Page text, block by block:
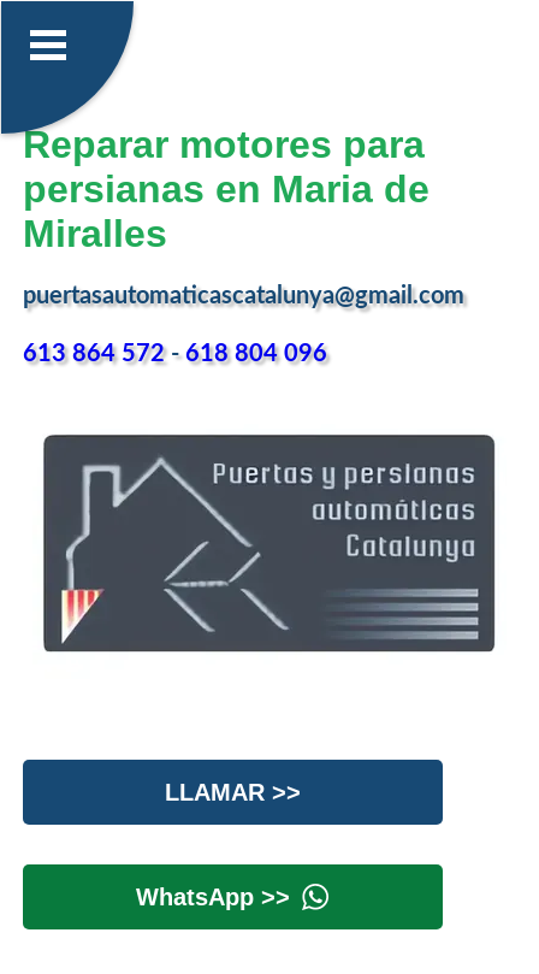
Reparar motores para
persianas en Maria de
Miralles
puertasautomaticascatalunya@gmail.com
613 864 572-618 804 096
LLAMAR >>
WhatsApp >>